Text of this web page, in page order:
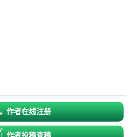
作者在线注册